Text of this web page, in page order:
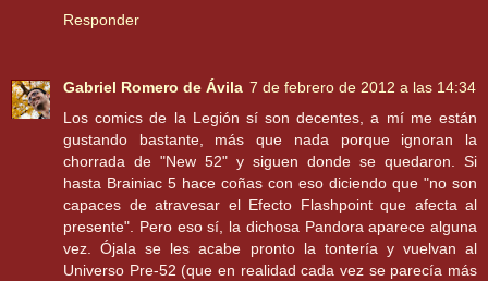
Responder
Gabriel Romero de Ávila 7 de febrero de 2012 a las 14:34
Los comics de la Legión sí son decentes, a mí me están
gustando bastante, más que nada porque ignoran la
chorrada de "New 52" y siguen donde se quedaron. Si
hasta Brainiac 5 hace coñas con eso diciendo que "no son
capaces de atravesar el Efecto Flashpoint que afecta al
presente". Pero eso sí, la dichosa Pandora aparece alguna
vez. Ójala se les acabe pronto la tontería y vuelvan al
Universo Pre-52 (que en realidad cada vez se parecía más